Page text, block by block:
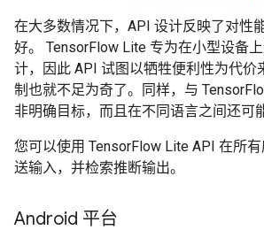
在大多数情况下，API 设计反映了对性
好。 TensorFlow Lite 专为在小型设备
计，因此 API 试图以牺牲便利性为代价
制也就不足为奇了。同样，与
非明确目标，而且在不同语言之间还可
您可以使用 TensorFlow Lite API 在所
送输入，并检索推断输出。
Android 平台